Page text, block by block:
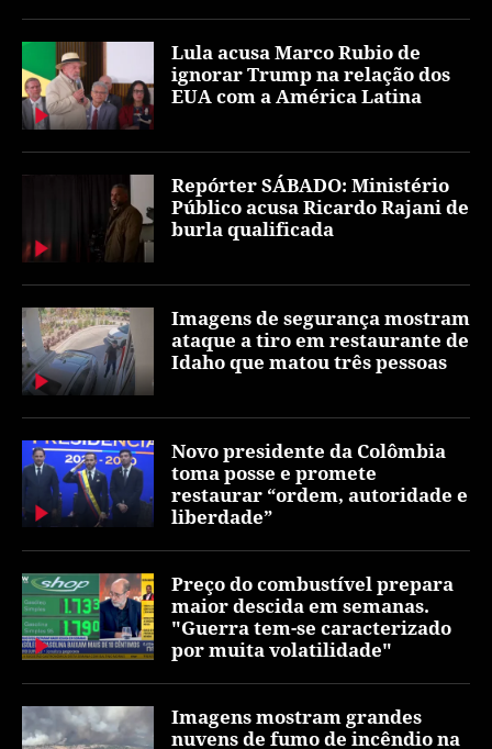
Lula acusa Marco Rubio de
ignorar Trump na relação dos
EUA com a América Latina
Repórter SÁBADO: Ministério
Público acusa Ricardo Rajani de
burla qualificada
Imagens de segurança mostram
ataque a tiro em restaurante de
Idaho que matou três pessoas
Novo presidente da Colômbia
toma posse e promete
restaurar “ordem, autoridade e
liberdade”
Preço do combustível prepara
maior descida em semanas.
"Guerra tem-se caracterizado
por muita volatilidade"
Imagens mostram grandes
nuvens de fumo de incêndio na